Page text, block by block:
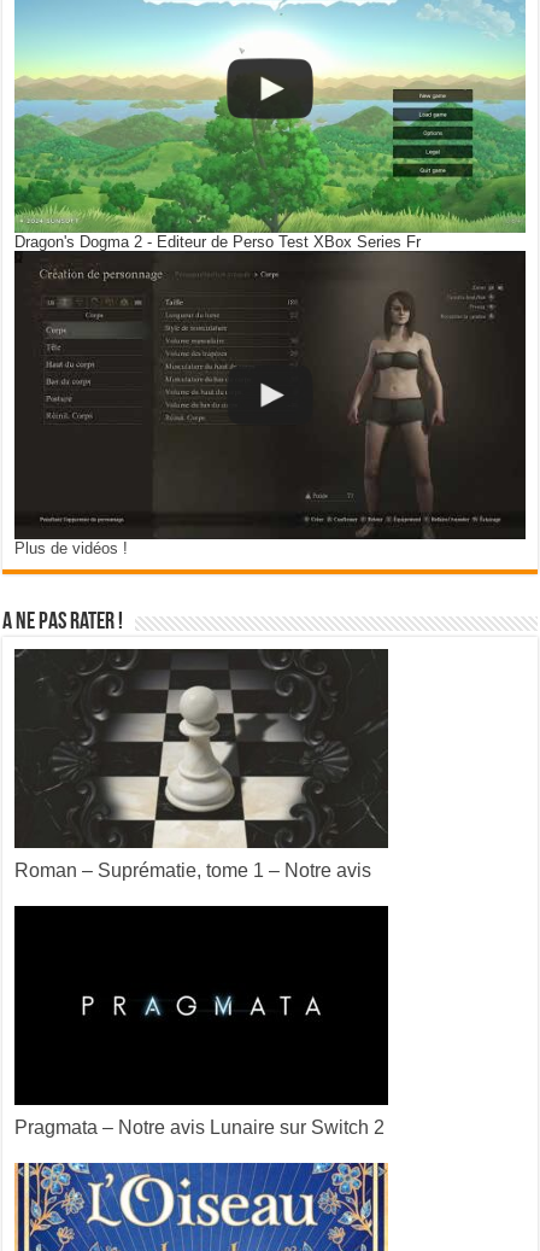
Dragon's Dogma 2 - Editeur de Perso Test XBox Series Fr
Plus de vidéos !
A ne pas rater !
Roman – Suprématie, tome 1 – Notre avis
Pragmata – Notre avis Lunaire sur Switch 2